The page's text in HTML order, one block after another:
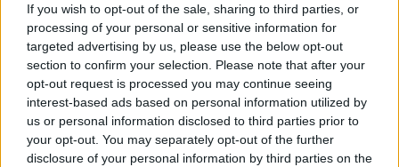
If you wish to opt-out of the sale, sharing to third parties, or
processing of your personal or sensitive information for
targeted advertising by us, please use the below opt-out
section to confirm your selection. Please note that after your
opt-out request is processed you may continue seeing
interest-based ads based on personal information utilized by
us or personal information disclosed to third parties prior to
your opt-out. You may separately opt-out of the further
disclosure of your personal information by third parties on the
0
MORTAL KOMBAT 1: Offizieller Omni-Man Trailer
online
GamerInfos - 19. Oktober 2023
0
Das Ende der PlayStation-Vorteile: Call of Duty
unter Microsoft
GamerInfos - 19. Oktober 2023
0